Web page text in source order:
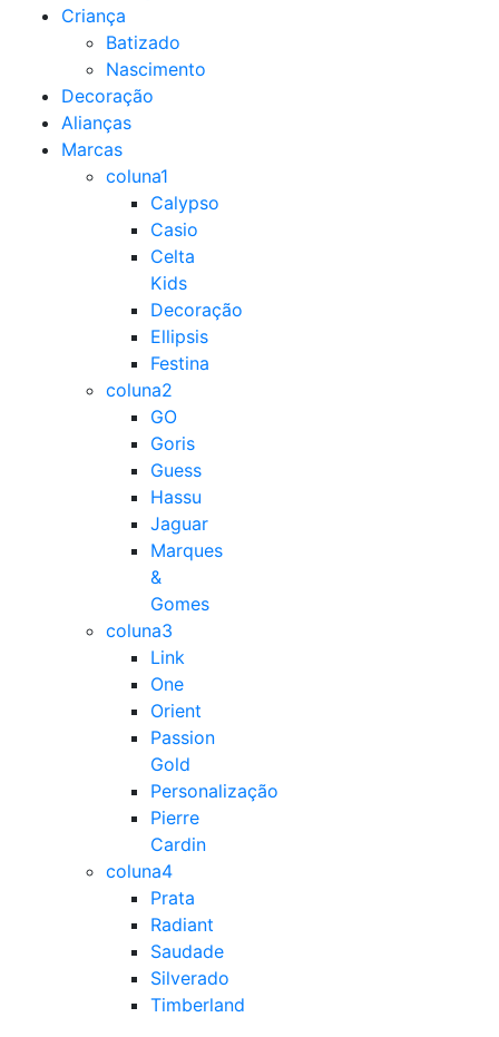
Criança
Batizado
Nascimento
Decoração
Alianças
Marcas
coluna1
Calypso
Casio
Celta
Kids
Decoração
Ellipsis
Festina
coluna2
GO
Goris
Guess
Hassu
Jaguar
Marques
&
Gomes
coluna3
Link
One
Orient
Passion
Gold
Personalização
Pierre
Cardin
coluna4
Prata
Radiant
Saudade
Silverado
Timberland